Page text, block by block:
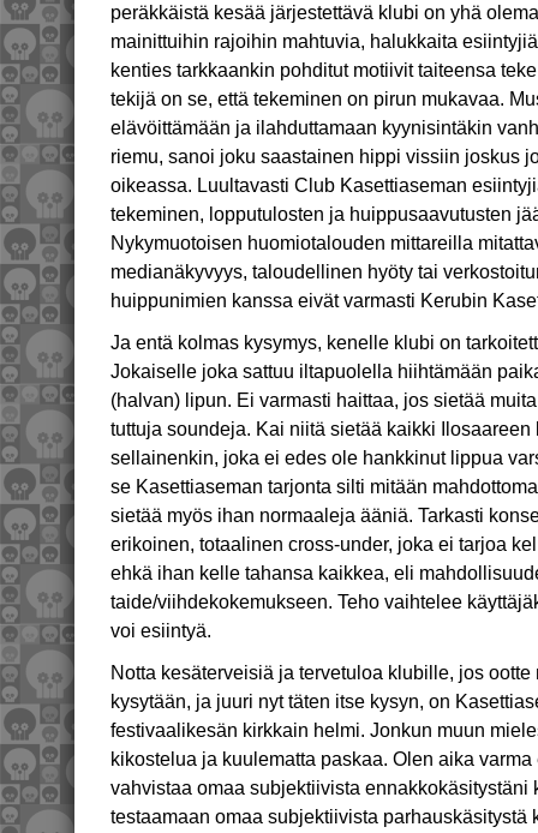
peräkkäistä kesää järjestettävä klubi on yhä
mainittuihin rajoihin mahtuvia, halukkaita
kenties tarkkaankin pohditut motiivit taiteensa
tekijä on se, että tekeminen on pirun mukavaa.
elävöittämään ja ilahduttamaan kyynisintäkin
riemu, sanoi joku saastainen hippi vissiin joskus
oikeassa. Luultavasti Club Kasettiaseman
tekeminen, lopputulosten ja huippusaavutusten
Nykymuotoisen huomiotalouden mittareilla
medianäkyvyys, taloudellinen hyöty tai
huippunimien kanssa eivät varmasti Kerubin
Ja entä kolmas kysymys, kenelle klubi on
Jokaiselle joka sattuu iltapuolella hiihtämään
(halvan) lipun. Ei varmasti haittaa, jos sietää
tuttuja soundeja. Kai niitä sietää kaikki
sellainenkin, joka ei edes ole hankkinut lippua
se Kasettiaseman tarjonta silti mitään
sietää myös ihan normaaleja ääniä. Tarkasti
erikoinen, totaalinen cross-under, joka ei tarjoa
ehkä ihan kelle tahansa kaikkea, eli
taide/viihdekokemukseen. Teho vaihtelee
voi esiintyä.
Notta kesäterveisiä ja tervetuloa klubille, jos
kysytään, ja juuri nyt täten itse kysyn, on
festivaalikesän kirkkain helmi. Jonkun muun
kikostelua ja kuulematta paskaa. Olen aika
vahvistaa omaa subjektiivista ennakkokäsitystäni
testaamaan omaa subjektiivista parhauskäsitystä